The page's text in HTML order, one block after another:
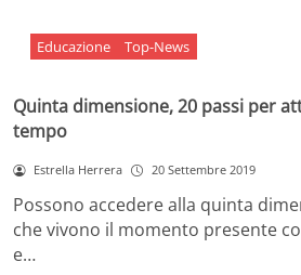
Educazione Top-News
Quinta dimensione, 20 passi per
tempo
Estrella Herrera 20 Settembre 2019
Possono accedere alla quinta
che vivono il momento presente
e…